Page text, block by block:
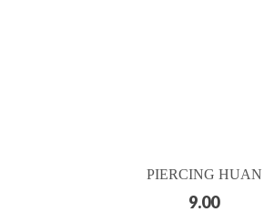
PIERCING HUAN
9.00